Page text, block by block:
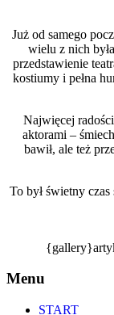
Już od samego
wielu z nich
przedstawienie
kostiumy i pełna
Najwięcej
aktorami –
bawił, ale też
To był świetny
Menu
START